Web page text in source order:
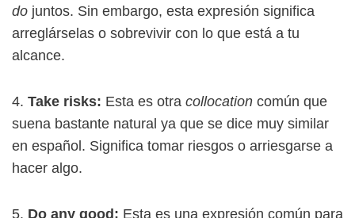
do juntos. Sin embargo, esta expresión significa
arreglárselas o sobrevivir con lo que está a tu
alcance.
4. Take risks: Esta es otra collocation común que
suena bastante natural ya que se dice muy similar
en español. Significa tomar riesgos o arriesgarse a
hacer algo.
5. Do any good: Esta es una expresión común para